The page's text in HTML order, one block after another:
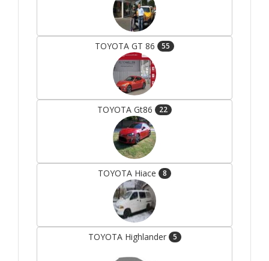
TOYOTA GT 86 55
TOYOTA Gt86 22
TOYOTA Hiace 8
TOYOTA Highlander 5